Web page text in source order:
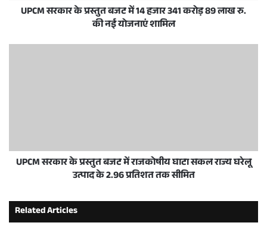
UPCM सरकार के प्रस्तुत बजट में 14 हजार 341 करोड़ 89 लाख रु.
की नई योजनाएं शामिल
UPCM सरकार के प्रस्तुत बजट में राजकोषीय घाटा सकल राज्य घरेलू
उत्पाद के 2.96 प्रतिशत तक सीमित
Related Articles